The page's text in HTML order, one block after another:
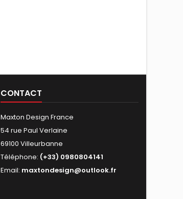
CONTACT
Maxton Design France
54 rue Paul Verlaine
69100 Villeurbanne
Téléphone: (+33) 0980804141
Email: maxtondesign@outlook.fr